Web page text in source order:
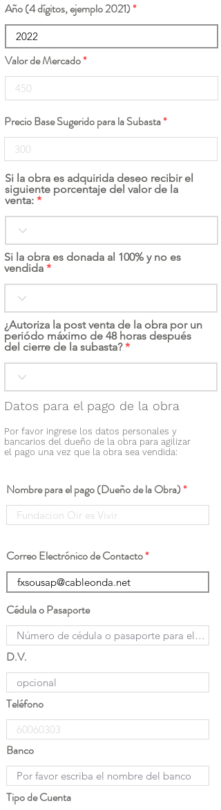
Año (4 dígitos, ejemplo 2021)
Valor de Mercado
Precio Base Sugerido para la Subasta
Si la obra es adquirida deseo recibir el
siguiente porcentaje del valor de la
venta:
Si la obra es donada al 100% y no es
vendida
¿Autoriza la post venta de la obra por un
periódo máximo de 48 horas después
del cierre de la subasta?
Datos para el pago de la obra
Por favor ingrese los datos personales y
bancarios del dueño de la obra para agilizar
el pago una vez que la obra sea vendida:
Nombre para el pago (Dueño de la Obra)
Correo Electrónico de Contacto
Cédula o Pasaporte
D.V.
Teléfono
Banco
Tipo de Cuenta